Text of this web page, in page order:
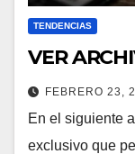
TENDENCIAS
VER
FEBRERO 23,
En el siguiente
exclusivo que